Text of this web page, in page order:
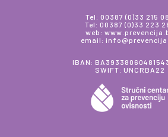
Tel: 00387 (0)33 215
Tel: 00387 (0)33 223
web:
email:
IBAN:
SWIFT: UNCRBA22